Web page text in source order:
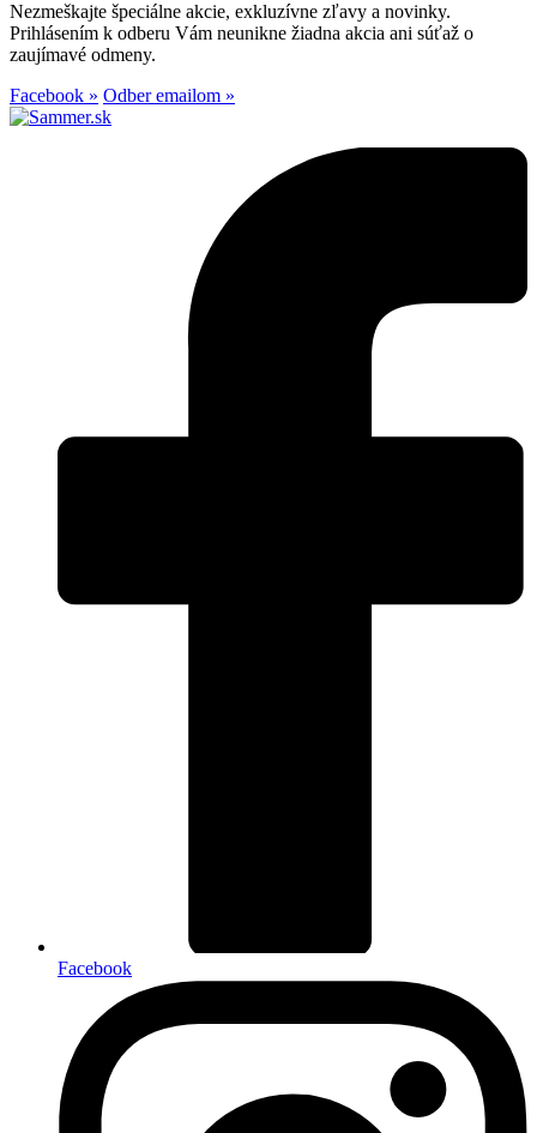
Nezmeškajte špeciálne akcie, exkluzívne zľavy a novinky.
Prihlásením k odberu Vám neunikne žiadna akcia ani súťaž o
zaujímavé odmeny.
Facebook » Odber emailom »
Facebook